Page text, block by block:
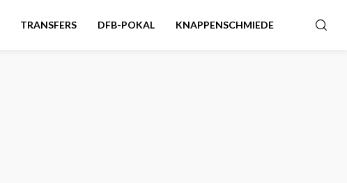
TRANSFERS DFB-POKAL KNAPPENSCHMIEDE